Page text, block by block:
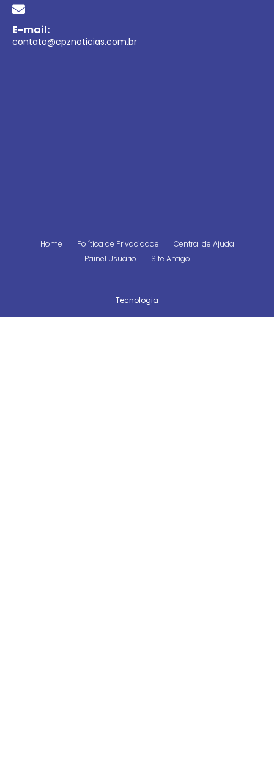
E-mail:
contato@cpznoticias.com.br
Home Política de Privacidade
Central de Ajuda
Painel Usuário
Site Antigo
Tecnologia